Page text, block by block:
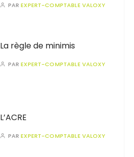
PAREXPERT-COMPTABLE VALOXY
La règle de minimis
PAREXPERT-COMPTABLE VALOXY
L’ACRE
PAREXPERT-COMPTABLE VALOXY